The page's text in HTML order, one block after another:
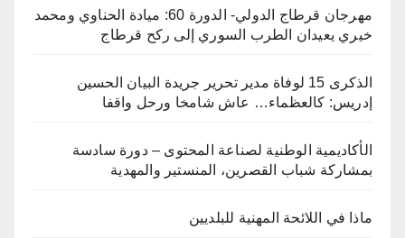
مهرجان قرطاج الدولي- الدورة 60: ميادة الحناوي ومحمد
خيري يعيدان الطرب السوري إلى ركح قرطاج
الذكرى 15 لوفاة مدير تحرير جريدة البيان الحسين
إدريس: كالعظماء… عاش شامخا ورحل واقفا
الأكاديمية الوطنية لصناعة المحتوى – دورة سادسة
بمشاركة شباب القصرين، المنستير والمهدية
ماذا في اللائحة المهنية للبلديين